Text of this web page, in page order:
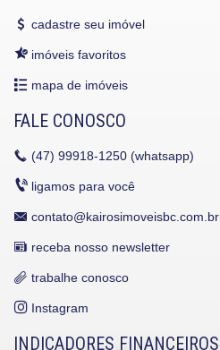
cadastre seu imóvel
imóveis favoritos
mapa de imóveis
FALE CONOSCO
(47) 99918-1250 (whatsapp)
ligamos para você
contato@kairosimoveisbc.com.br
receba nosso newsletter
trabalhe conosco
Instagram
INDICADORES FINANCEIROS